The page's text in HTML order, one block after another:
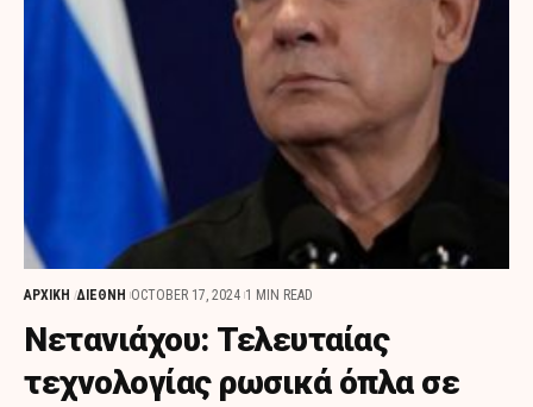
ΑΡΧΙΚΗ ΔΙΕΘΝΗ OCTOBER 17, 2024 1 MIN READ
Νετανιάχου: Τελευταίας
τεχνολογίας ρωσικά όπλα σε